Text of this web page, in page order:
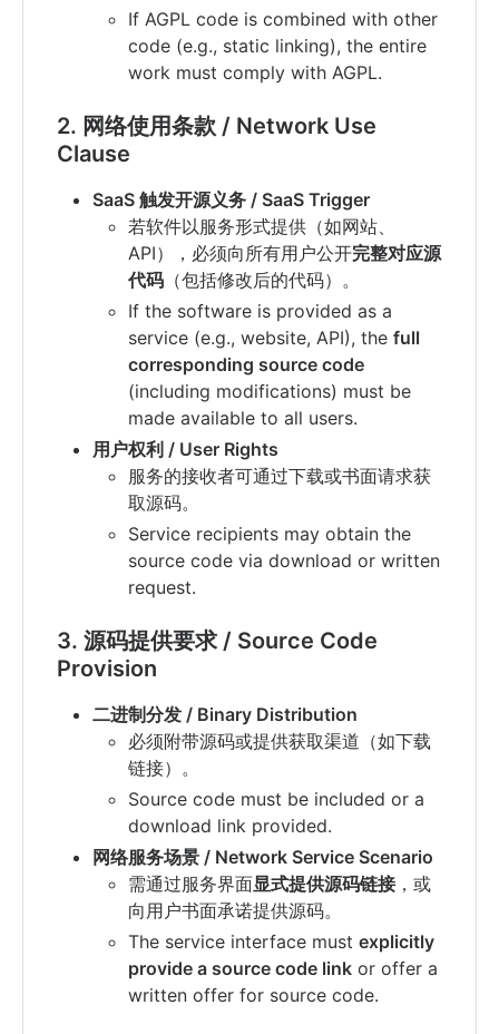
If AGPL code is combined with other
code (e.g., static linking), the entire
work must comply with AGPL.
2. 网络使用条款 / Network Use
Clause
SaaS 触发开源义务 / SaaS Trigger
若软件以服务形式提供（如网站、
API），必须向所有用户公开完整对应源
代码 （包括修改后的代码）。
If the software is provided as a
service (e.g., website, API), the full
corresponding source code
(including modifications) must be
made available to all users.
用户权利 / User Rights
服务的接收者可通过下载或书面请求获
取源码。
Service recipients may obtain the
source code via download or written
request.
3. 源码提供要求 / Source Code
Provision
二进制分发 / Binary Distribution
必须附带源码或提供获取渠道（如下载
链接）。
Source code must be included or a
download link provided.
网络服务场景 / Network Service Scenario
需通过服务界面显式提供源码链接，或
向用户书面承诺提供源码。
The service interface must explicitly
provide a source code link or offer a
written offer for source code.